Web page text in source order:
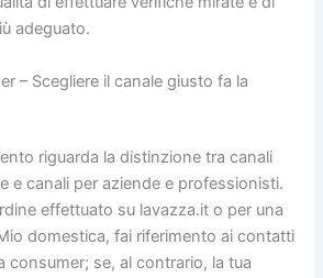
adeguato.
– Scegliere il canale giusto fa la
riguarda la distinzione tra canali
e canali per aziende e professionisti.
effettuato su lavazza.it o per una
domestica, fai riferimento ai contatti
consumer; se, al contrario, la tua